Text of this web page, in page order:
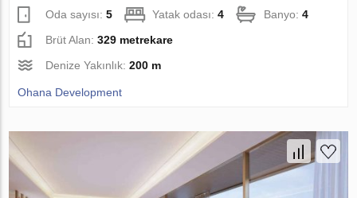
Oda sayısı:5 Yatak odası:4 Banyo:4
Brüt Alan:329 metrekare
Denize Yakınlık:200 m
Ohana Development